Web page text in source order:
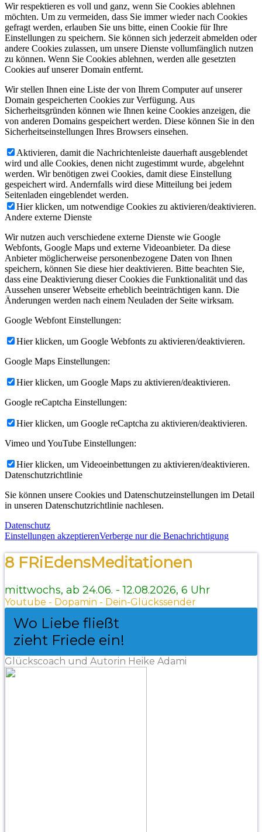
Wir respektieren es voll und ganz, wenn Sie Cookies ablehnen
möchten. Um zu vermeiden, dass Sie immer wieder nach Cookies
gefragt werden, erlauben Sie uns bitte, einen Cookie für Ihre
Einstellungen zu speichern. Sie können sich jederzeit abmelden oder
andere Cookies zulassen, um unsere Dienste vollumfänglich nutzen
zu können. Wenn Sie Cookies ablehnen, werden alle gesetzten
Cookies auf unserer Domain entfernt.
Wir stellen Ihnen eine Liste der von Ihrem Computer auf unserer
Domain gespeicherten Cookies zur Verfügung. Aus
Sicherheitsgründen können wie Ihnen keine Cookies anzeigen, die
von anderen Domains gespeichert werden. Diese können Sie in den
Sicherheitseinstellungen Ihres Browsers einsehen.
Aktivieren, damit die Nachrichtenleiste dauerhaft ausgeblendet
wird und alle Cookies, denen nicht zugestimmt wurde, abgelehnt
werden. Wir benötigen zwei Cookies, damit diese Einstellung
gespeichert wird. Andernfalls wird diese Mitteilung bei jedem
Seitenladen eingeblendet werden.
Hier klicken, um notwendige Cookies zu aktivieren/deaktivieren.
Andere externe Dienste
Wir nutzen auch verschiedene externe Dienste wie Google
Webfonts, Google Maps und externe Videoanbieter. Da diese
Anbieter möglicherweise personenbezogene Daten von Ihnen
speichern, können Sie diese hier deaktivieren. Bitte beachten Sie,
dass eine Deaktivierung dieser Cookies die Funktionalität und das
Aussehen unserer Webseite erheblich beeinträchtigen kann. Die
Änderungen werden nach einem Neuladen der Seite wirksam.
Google Webfont Einstellungen:
Hier klicken, um Google Webfonts zu aktivieren/deaktivieren.
Google Maps Einstellungen:
Hier klicken, um Google Maps zu aktivieren/deaktivieren.
Google reCaptcha Einstellungen:
Hier klicken, um Google reCaptcha zu aktivieren/deaktivieren.
Vimeo und YouTube Einstellungen:
Hier klicken, um Videoeinbettungen zu aktivieren/deaktivieren.
Datenschutzrichtlinie
Sie können unsere Cookies und Datenschutzeinstellungen im Detail
in unseren Datenschutzrichtlinie nachlesen.
Datenschutz
Einstellungen akzeptierenVerberge nur die Benachrichtigung
8 FRiEdensMeditationen
mittwochs, ab 24.06. - 12.08.2026, 6 Uhr
Youtube - Dopamin - Dein-Glückssender
Wo Liebe fließt
zieht Friede ein!
Glückscoach und Autorin Heike Adami